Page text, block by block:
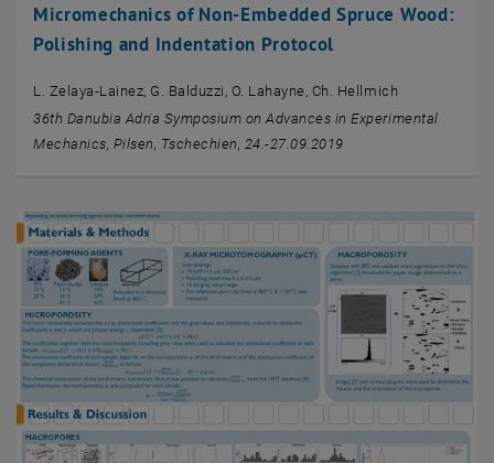
Micromechanics of Non-Embedded Spruce Wood:
Polishing and Indentation Protocol
L. Zelaya-Lainez, G. Balduzzi, O. Lahayne, Ch. Hellmich
36th Danubia Adria Symposium on Advances in Experimental
Mechanics, Pilsen, Tschechien, 24.-27.09.2019